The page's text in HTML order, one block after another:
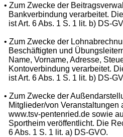
• Zum Zwecke der
Bankverbindung verarbeitet.
ist Art. 6 Abs. 1 S. 1 lit. b) DS-
• Zum Zwecke der
Beschäftigten und
Name, Vorname, Adresse,
Kontoverbindung verarbeitet.
ist Art. 6 Abs. 1 S. 1 lit. b) DS-
• Zum Zwecke der
Mitglieder/von Veranstaltungen
www.tsv-pentenried.de sowie
Sportheim veröffentlicht. Die
6 Abs. 1 S. 1 lit. a) DS-GVO.